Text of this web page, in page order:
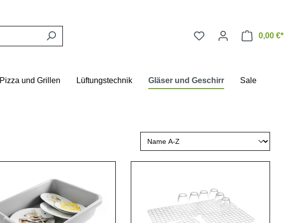
0,00 €*
Pizza und Grillen Lüftungstechnik Gläser und Geschirr Sale